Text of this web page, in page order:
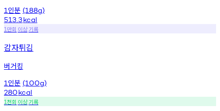
1 인분 (188g)
513.3kcal
1 만회 이상기록
감자튀김
버거킹
1 인분 (100g)
280kcal
1천회 이상기록